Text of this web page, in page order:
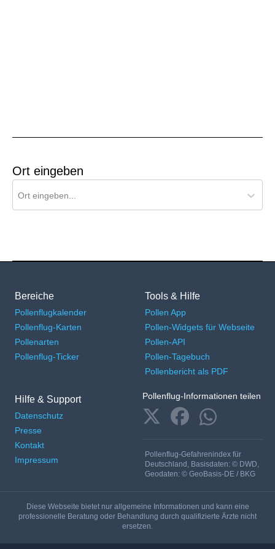
Ort eingeben
Ort eingeben...
Bereiche
Pollenflugkalender
Pollenflug-Karten
Pollenarten
Pollenflug-Ticker
Tools & Hilfe
Pollen App
Pollen-Widgets für Webseite
Pollen-API
Pollen-Tagebuch
Pollenbericht als PDF
Hilfe & Support
Datenschutz
Presse
Kontakt
Impressum
Pollenflug-Informationen teilen
Pollenflug-Gefahrenindex für
Deutschland, Basisdaten: © DWD,
Geodaten: © GeoBasis-DE / BKG
Diese Webseite bietet nur allgemeine Informationen und kann eine
professionelle Beratung oder Behandlung durch qualifizierte Ärzte nicht
ersetzen.